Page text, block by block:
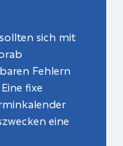
sich mit
Fehlern
fixe
eine